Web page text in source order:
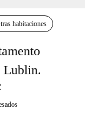
habitaciones
Lublin.